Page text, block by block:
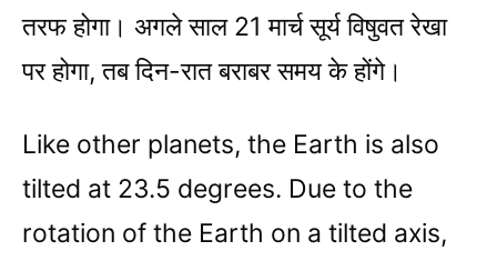
तरफ होगा। अगले साल 21 मार्च सूर्य विषुवत रेखा
पर होगा, तब दिन-रात बराबर समय के होंगे।
Like other planets, the Earth is also
tilted at 23.5 degrees. Due to the
rotation of the Earth on a tilted axis,